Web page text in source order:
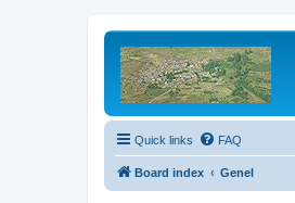
Quick links FAQ
Board index Genel